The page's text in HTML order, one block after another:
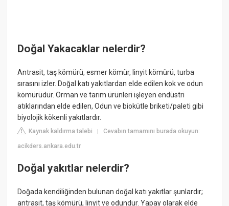
Doğal Yakacaklar nelerdir?
Antrasit, taş kömürü, esmer kömür, linyit kömürü, turba
sırasını izler. Doğal katı yakıtlardan elde edilen kok ve odun
kömürüdür. Orman ve tarım ürünleri işleyen endüstri
atıklarından elde edilen, Odun ve biokütle briketi/paleti gibi
biyolojik kökenli yakıtlardır.
Kaynak kaldırma talebi |Cevabın tamamını burada okuyun:
acikders.ankara.edu.tr
Doğal yakıtlar nelerdir?
Doğada kendiliğinden bulunan doğal katı yakıtlar şunlardır;
antrasit, taş kömürü, linyit ve odundur. Yapay olarak elde